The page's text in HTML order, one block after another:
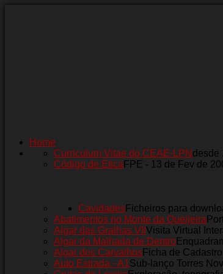
Home
Curriculum Vitae do CEAE-LPN desde
Código de Ética FPE - 13 de Fev de
CavidadesFicheiros para
Abatimentos no Monte da Queijeira
Algar das Gralhas VII Visita Virtual
Algar da Malhada de Dentro
Algar dos CarvalhosFicha de Cadastro
Auto Estrada - A1Sub-lanço Torres